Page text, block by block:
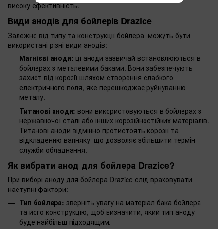
високу ефективність.
Види анодів для бойлерів Drazice
Залежно від типу та конструкції бойлера, можуть бути
використані різні види анодів:
Магнієві аноди: ці аноди зазвичай встановлюються в
бойлерах з металевими баками. Вони забезпечують
захист від корозії шляхом створення слабкого
електричного поля, яке перешкоджає руйнуванню
металу.
Титанові аноди: вони використовуються в бойлерах з
нержавіючої сталі або інших корозійностійких матеріалів.
Титанові аноди відмінно протистоять корозії та
відкладенню вапняку, що дозволяє збільшити термін
служби обладнання.
Як вибрати анод для бойлера Drazice?
При виборі аноду для бойлера Drazice слід враховувати
наступні фактори:
Тип бойлера: зверніть увагу на матеріал бака бойлера
та його конструкцію, щоб визначити, який тип аноду
буде найбільш підходящим.